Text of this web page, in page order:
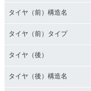
タイヤ（前）構造名
タイヤ（前）タイプ
タイヤ（後）
タイヤ（後）構造名